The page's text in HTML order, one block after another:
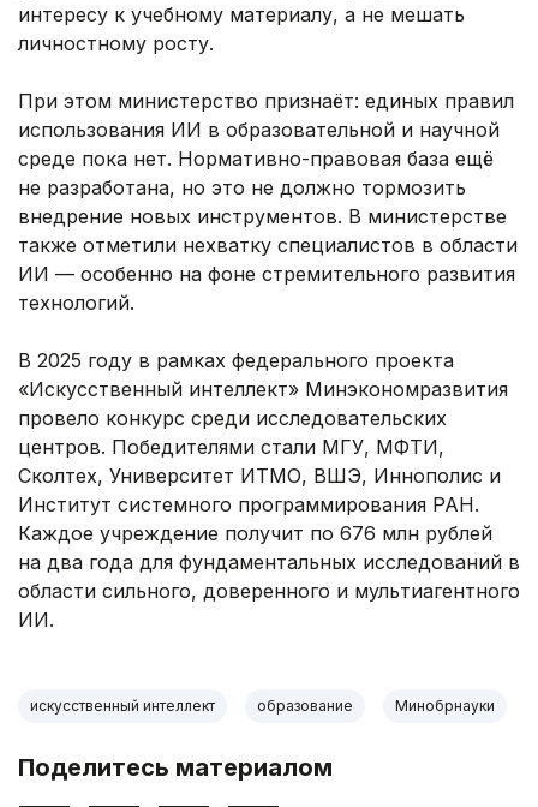
интересу к учебному материалу, а не мешать
личностному росту.
При этом министерство признаёт: единых правил
использования ИИ в образовательной и научной
среде пока нет. Нормативно-правовая база ещё
не разработана, но это не должно тормозить
внедрение новых инструментов. В министерстве
также отметили нехватку специалистов в области
ИИ — особенно на фоне стремительного развития
технологий.
В 2025 году в рамках федерального проекта
«Искусственный интеллект» Минэкономразвития
провело конкурс среди исследовательских
центров. Победителями стали МГУ, МФТИ,
Сколтех, Университет ИТМО, ВШЭ, Иннополис и
Институт системного программирования РАН.
Каждое учреждение получит по 676 млн рублей
на два года для фундаментальных исследований в
области сильного, доверенного и мультиагентного
ИИ.
искусственный интеллект образование Минобрнауки
Поделитесь материалом